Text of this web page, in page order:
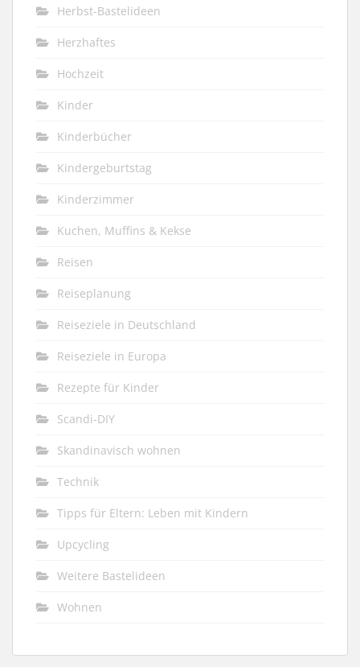
Herbst-Bastelideen
Herzhaftes
Hochzeit
Kinder
Kinderbücher
Kindergeburtstag
Kinderzimmer
Kuchen, Muffins & Kekse
Reisen
Reiseplanung
Reiseziele in Deutschland
Reiseziele in Europa
Rezepte für Kinder
Scandi-DIY
Skandinavisch wohnen
Technik
Tipps für Eltern: Leben mit Kindern
Upcycling
Weitere Bastelideen
Wohnen